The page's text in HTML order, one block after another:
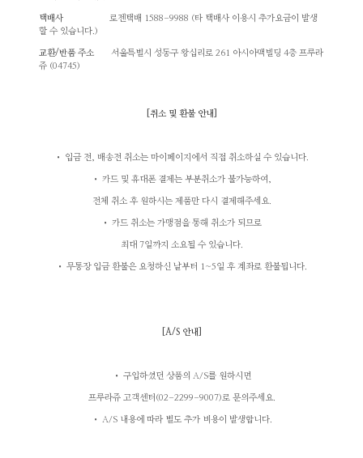
택배사 로젠택배 1588-9988 (타 택배사 이용시 추가요금이 발생
할 수 있습니다.)
교환/반품 주소 서울특별시 성동구 왕십리로 261 아시아맥빌딩 4층 프루라
쥬 (04745)
취소 및 환불 안내
• 입금 전, 배송전 취소는 마이페이지에서 직접 취소하실 수 있습니다.
• 카드 및 휴대폰 결제는 부분취소가 불가능하여,
전체 취소 후 원하시는 제품만 다시 결제해주세요.
• 카드 취소는 가맹점을 통해 취소가 되므로
최대 7일까지 소요될 수 있습니다.
• 무통장 입금 환불은 요청하신 날부터 1~5일 후 계좌로 환불됩니다.
[A/S 안내
• 구입하셨던 상품의 A/S를 원하시면
프루라쥬 고객센터(02-2299-9007)로 문의주세요.
• A/S 내용에 따라 별도 추가 비용이 발생합니다.